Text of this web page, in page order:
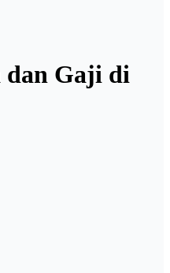
dan Gaji di